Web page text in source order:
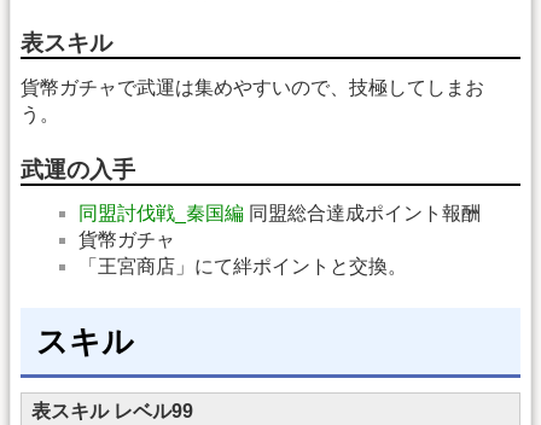
表スキル
貨幣ガチャで武運は集めやすいので、技極してしまお
う。
武運の入手
同盟討伐戦_秦国編 同盟総合達成ポイント報酬
貨幣ガチャ
「王宮商店」にて絆ポイントと交換。
スキル
表スキル レベル99